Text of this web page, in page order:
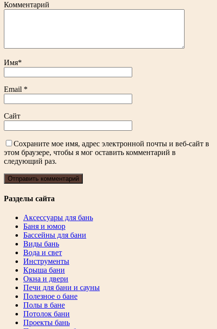
Комментарий
Имя*
Email *
Сайт
Сохраните мое имя, адрес электронной почты и веб-сайт в
этом браузере, чтобы я мог оставить комментарий в
следующий раз.
Разделы сайта
Аксессуары для бань
Баня и юмор
Бассейны для бани
Виды бань
Вода и свет
Инструменты
Крыша бани
Окна и двери
Печи для бани и сауны
Полезное о бане
Полы в бане
Потолок бани
Проекты бань